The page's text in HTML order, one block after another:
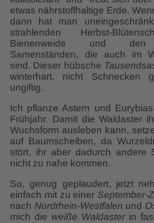
etwas nährstoffhaltige Erde.
dann hat man
strahlenden Herbst-
Bienenweide und den
Samenständen, die auch im
sind. Dieser hübsche
winterhart, nicht Schnecken
ungiftig.
Ich pflanze Astern und
Frühjahr. Damit die Waldaster
Wuchsform ausleben kann,
auf Baumscheiben, da
stört, ihr aber dadurch andere
nicht zu nahe kommen.
So, genug geplaudert, jetzt
einfach mit zu einer September-
nach Nordrhein-Westfalen und
mich die weiße Waldasterin